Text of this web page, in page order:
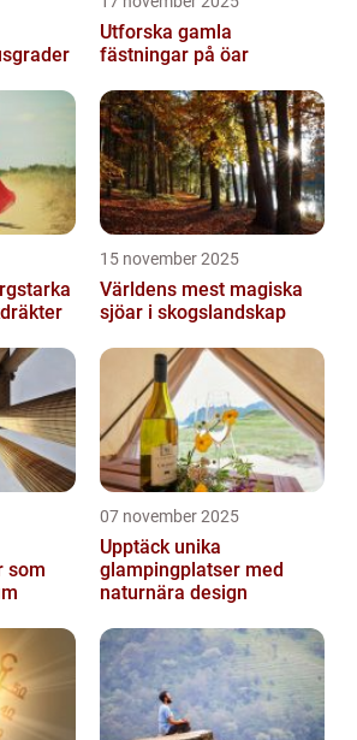
Utforska gamla
fästningar på öar
15 november 2025
Världens mest magiska
sjöar i skogslandskap
som
07 november 2025
Upptäck unika
glampingplatser med
naturnära design